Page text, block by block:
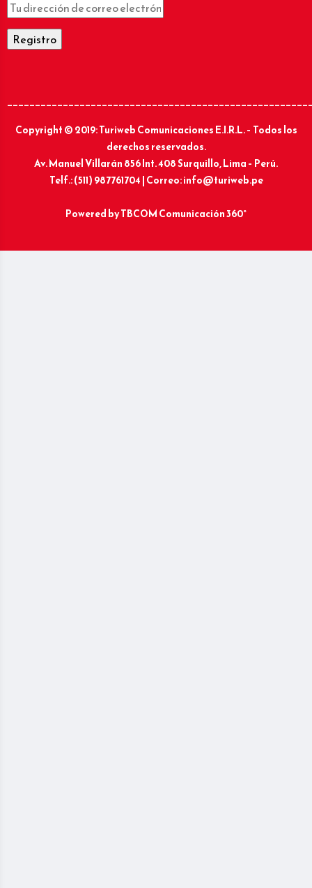
Copyright © 2019: Turiweb Comunicaciones E.I.R.L. – Todos los
derechos reservados.
Av. Manuel Villarán 856 Int. 408 Surquillo, Lima – Perú.
Telf.: (511) 987761704 | Correo: info@turiweb.pe
Powered byTBCOM Comunicación 360°